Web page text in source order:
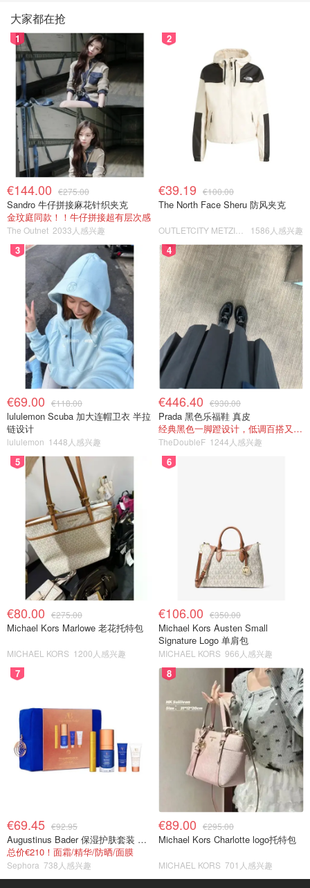
大家都在抢
1
€144.00 €275.00
Sandro 牛仔拼接麻花针织夹克
金玟庭同款！！牛仔拼接超有层次感
The Outnet 2033人感兴趣
2
€39.19 €100.00
The North Face Sheru 防风夹克
1586人感兴趣
3
€69.00 €118.00
lululemon Scuba 加大连帽卫衣 半拉
链设计
lululemon 1448人感兴趣
4
€446.40 €930.00
Prada 黑色乐福鞋 真皮
经典黑色一脚蹬设计，低调百搭又高级
TheDoubleF 1244人感兴趣
5
€80.00 €275.00
Michael Kors Marlowe 老花托特包
MICHAEL KORS 1200人感兴趣
6
€106.00 €350.00
Michael Kors Austen Small
Signature Logo 单肩包
MICHAEL KORS 966人感兴趣
7
€69.45 €92.95
Augustinus Bader 保湿护肤套装 TFC8®
总价€210！面霜/精华/防晒/面膜
Sephora 738人感兴趣
8
€89.00 €295.00
Michael Kors Charlotte logo托特包
MICHAEL KORS 701人感兴趣